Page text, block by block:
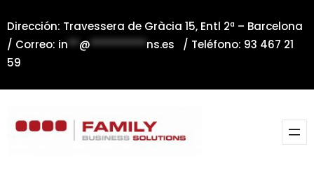
al
contenido
Dirección: Travessera de Gràcia 15, Entl 2ª – Barcelona
/ Correo: in**@**********ns.es / Teléfono: 93 467 21
59